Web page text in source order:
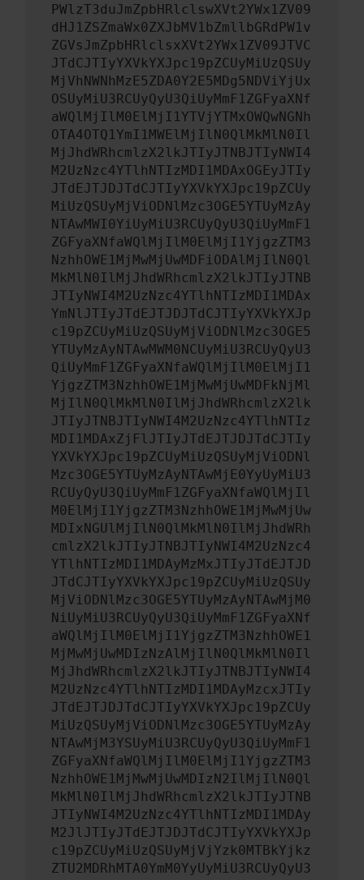
PWlzT3duJmZpbHRlclswXVt2YWx1ZV09
dHJ1ZSZmaWx0ZXJbMV1bZmllbGRdPW1v
ZGVsJmZpbHRlclsxXVt2YWx1ZV09JTVC
JTdCJTIyYXVkYXJpc19pZCUyMiUzQSUy
MjVhNWNhMzE5ZDA0Y2E5MDg5NDViYjUx
OSUyMiU3RCUyQyU3QiUyMmF1ZGFyaXNf
aWQlMjIlM0ElMjI1YTVjYTMxOWQwNGNh
OTA4OTQ1YmI1MWElMjIlN0QlMkMlN0Il
MjJhdWRhcmlzX2lkJTIyJTNBJTIyNWI4
M2UzNzc4YTlhNTIzMDI1MDAxOGEyJTIy
JTdEJTJDJTdCJTIyYXVkYXJpc19pZCUy
MiUzQSUyMjViODNlMzc3OGE5YTUyMzAy
NTAwMWI0YiUyMiU3RCUyQyU3QiUyMmF1
ZGFyaXNfaWQlMjIlM0ElMjI1YjgzZTM3
NzhhOWE1MjMwMjUwMDFiODAlMjIlN0Ql
MkMlN0IlMjJhdWRhcmlzX2lkJTIyJTNB
JTIyNWI4M2UzNzc4YTlhNTIzMDI1MDAx
YmNlJTIyJTdEJTJDJTdCJTIyYXVkYXJp
c19pZCUyMiUzQSUyMjViODNlMzc3OGE5
YTUyMzAyNTAwMWM0NCUyMiU3RCUyQyU3
QiUyMmF1ZGFyaXNfaWQlMjIlM0ElMjI1
YjgzZTM3NzhhOWE1MjMwMjUwMDFkNjMl
MjIlN0QlMkMlN0IlMjJhdWRhcmlzX2lk
JTIyJTNBJTIyNWI4M2UzNzc4YTlhNTIz
MDI1MDAxZjFlJTIyJTdEJTJDJTdCJTIy
YXVkYXJpc19pZCUyMiUzQSUyMjViODNl
Mzc3OGE5YTUyMzAyNTAwMjE0YyUyMiU3
RCUyQyU3QiUyMmF1ZGFyaXNfaWQlMjIl
M0ElMjI1YjgzZTM3NzhhOWE1MjMwMjUw
MDIxNGUlMjIlN0QlMkMlN0IlMjJhdWRh
cmlzX2lkJTIyJTNBJTIyNWI4M2UzNzc4
YTlhNTIzMDI1MDAyMzMxJTIyJTdEJTJD
JTdCJTIyYXVkYXJpc19pZCUyMiUzQSUy
MjViODNlMzc3OGE5YTUyMzAyNTAwMjM0
NiUyMiU3RCUyQyU3QiUyMmF1ZGFyaXNf
aWQlMjIlM0ElMjI1YjgzZTM3NzhhOWE1
MjMwMjUwMDIzNzAlMjIlN0QlMkMlN0Il
MjJhdWRhcmlzX2lkJTIyJTNBJTIyNWI4
M2UzNzc4YTlhNTIzMDI1MDAyMzcxJTIy
JTdEJTJDJTdCJTIyYXVkYXJpc19pZCUy
MiUzQSUyMjViODNlMzc3OGE5YTUyMzAy
NTAwMjM3YSUyMiU3RCUyQyU3QiUyMmF1
ZGFyaXNfaWQlMjIlM0ElMjI1YjgzZTM3
NzhhOWE1MjMwMjUwMDIzN2IlMjIlN0Ql
MkMlN0IlMjJhdWRhcmlzX2lkJTIyJTNB
JTIyNWI4M2UzNzc4YTlhNTIzMDI1MDAy
M2JlJTIyJTdEJTJDJTdCJTIyYXVkYXJp
c19pZCUyMiUzQSUyMjVjYzk0MTBkYjkz
ZTU2MDRhMTA0YmM0YyUyMiU3RCUyQyU3